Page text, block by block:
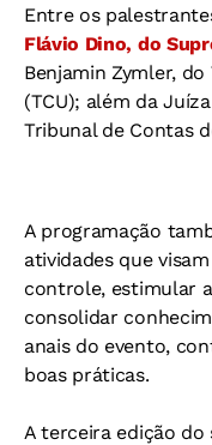
Entre os
Flávio Dino, do
Benjamin Zymler,
(TCU); além da
Tribunal de Contas
A programação
atividades que
controle, estimular
consolidar
anais do evento,
boas práticas.
A terceira edição